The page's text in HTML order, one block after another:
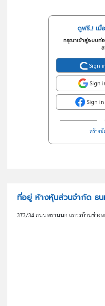
ดูฟรี..! เมื่
กรุณาเข้าสู่ระบบก่
Sign
Sign
Sign
สร้าง
ที่อยู่ ห้างหุ้นส่วนจำกัด ธน
373/34 ถนนพรานนก แขวงบ้านช่าง